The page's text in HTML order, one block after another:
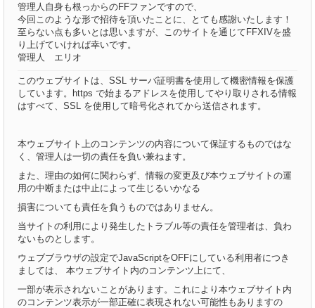
管理人自身も根っからのFFファンですので、
今回このような形で招待を頂いたことに、とても感謝いたします！
至らない点も多いとは思いますが、このサイトを通じてFFXIVを盛
り上げていければ幸いです。
管理人 エリオ
このウェブサイトは、SSL サーバ証明書を使用して機密情報を保護
しています。https で始まるアドレスを使用してやり取りされる情報
はすべて、SSL を使用して暗号化されてから送信されます。
本ウェブサイト上のコンテンツの内容について保証するものではな
く、管理人は一切の責任を負い兼ねます。
また、理由の如何に関わらず、情報の変更及び本ウェブサイトの運
用の中断または中止によって生じるいかなる
損害についても責任を負うものではありません。
当サイトの利用により発生したトラブル等の責任を管理者は、負わ
ないものとします。
ウェブブラウザの設定でJavaScriptをOFFにしている利用者につき
ましては、 本ウェブサイト内のコンテンツ上にて、
一部が表示されないことがあります。これにより本ウェブサイト内
のコンテンツ表示が一部正確に表現されない可能性もありますの